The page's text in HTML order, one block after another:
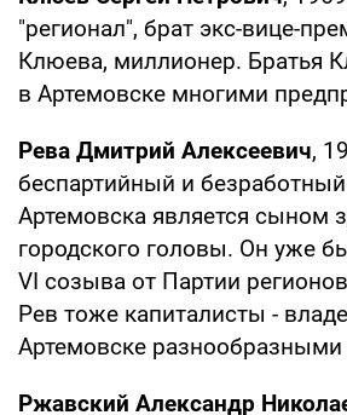
"регионал", брат экс-вице-
Клюева, миллионер. Братья
в Артемовске многими
Рева Дмитрий Алексеевич,
беспартийный и
Артемовска является сыном
городского головы. Он уже
VI созыва от Партии
Рев тоже капиталисты -
Артемовске
Ржавский Александр